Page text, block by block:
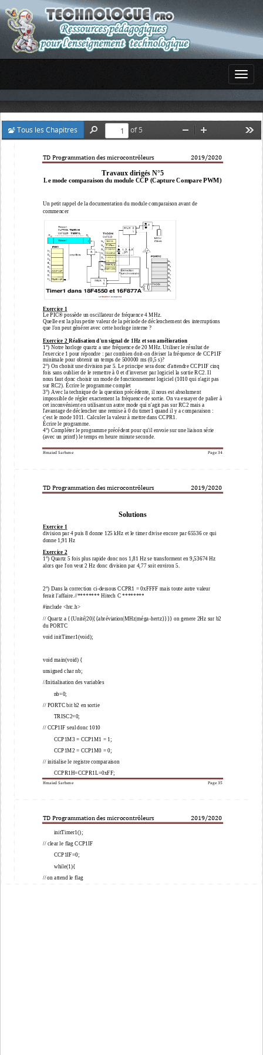
Tous les Chapitres
Find
of 5
ZoomZoom
TD Programmation des microcontrôleurs                          2019/2020
Hmaied Sarhene Page 34
Travaux dirigés N°5
Le mode comparaison du module CCP (Capture Compare PWM)
Un petit rappel de la documentation du module comparaison avant de
commencer
Exercice 1
Le PIC® possède un oscillateur de fréquence 4 MHz.
Quelle est la plus petite valeur de la période de déclenchement des interruptions
que l'on peut générer avec cette horloge interne ?
Exercice 2 Réalisation d'un signal de 1Hz et son amélioration
1°) Notre horloge quartz a une fréquence de 20 MHz. Utiliser le résultat de
l'exercice 1 pour répondre : par combien doit-on diviser la fréquence de CCP1IF
minimale pour obtenir un temps de 500000 ms (0,5 s)?
2°) On choisit une division par 5. Le principe sera donc d'attendre CCP1IF cinq
fois sans oublier de le remettre à 0 et d'inverser par logiciel la sortie RC2. Il
nous faut donc choisir un mode de fonctionnement logiciel (1010 qui n'agit pas
sur RC2). Écrire le programme complet
3°) Avec la technique de la question précédente, il nous est absolument
impossible de régler exactement la fréquence de sortie. On va essayer de palier à
cet inconvénient en utilisant un autre mode qui n'agit pas sur RC2 mais a
l'avantage de déclencher une remise à 0 du timer1 quand il y a comparaison :
c'est le mode 1011. Calculer la valeur à mettre dans CCPR1.
Écrire le programme.
4°) Compléter le programme précédent pour qu'il envoie sur une liaison série
(avec un printf) le temps en heure minute seconde.
TD Programmation des microcontrôleurs                          2019/2020
Hmaied Sarhene Page 35
Solutions
Exercice 1
division par 4 puis 8 donne 125 kHz et le timer divise encore par 65536 ce qui
donne 1,91 Hz
Exercice 2
1°) Quartz 5 fois plus rapide donc nos 1,81 Hz se transforment en 9,53674 Hz
alors que l'on veut 2 Hz donc division par 4,77 soit environ 5.
2°) Dans la correction ci-dessous CCPR1 = 0xFFFF mais toute autre valeur
ferait l'affaire.//******** Hitech C ********
#include <htc.h>
// Quartz a {{Unité|20|{{abréviation|MHz|méga-hertz}}}} on genere 2Hz sur b2
du PORTC
void initTimer1(void);
void main(void) {
unsigned char nb;
//Initialisation des variables
nb=0;
// PORTC bit b2 en sortie
TRISC2=0;
// CCP1IF seul donc 1010
CCP1M3 = CCP1M1 = 1;
CCP1M2 = CCP1M0 = 0;
// initialise le registre comparaison
CCPR1H=CCPR1L=0xFF;
TD Programmation des microcontrôleurs                          2019/2020
initTimer1();
// clear le flag CCP1IF
CCP1IF=0;
while(1){
// on attend le flag